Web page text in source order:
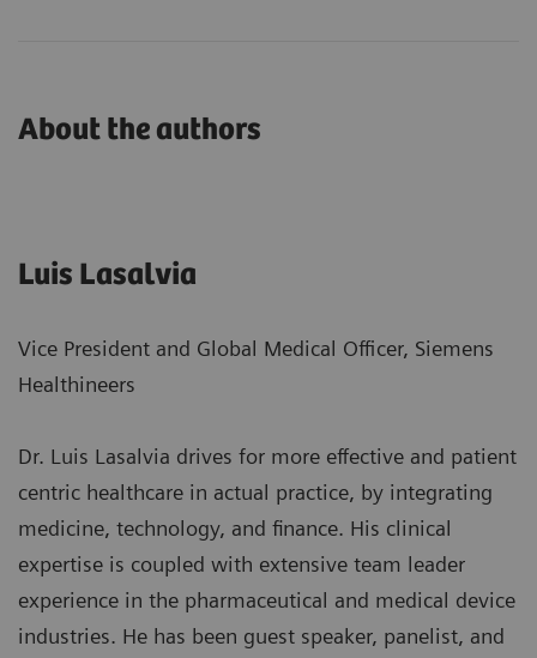
About the authors
Luis Lasalvia
Vice President and Global Medical Officer, Siemens
Healthineers
Dr. Luis Lasalvia drives for more effective and patient
centric healthcare in actual practice, by integrating
medicine, technology, and finance. His clinical
expertise is coupled with extensive team leader
experience in the pharmaceutical and medical device
industries. He has been guest speaker, panelist, and